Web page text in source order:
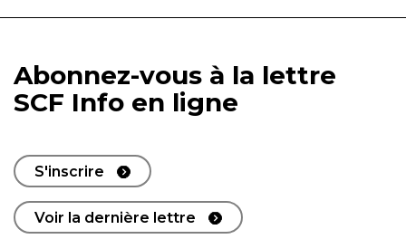
Abonnez-vous à la lettre
SCF Info en ligne
S'inscrire
Voir la dernière lettre